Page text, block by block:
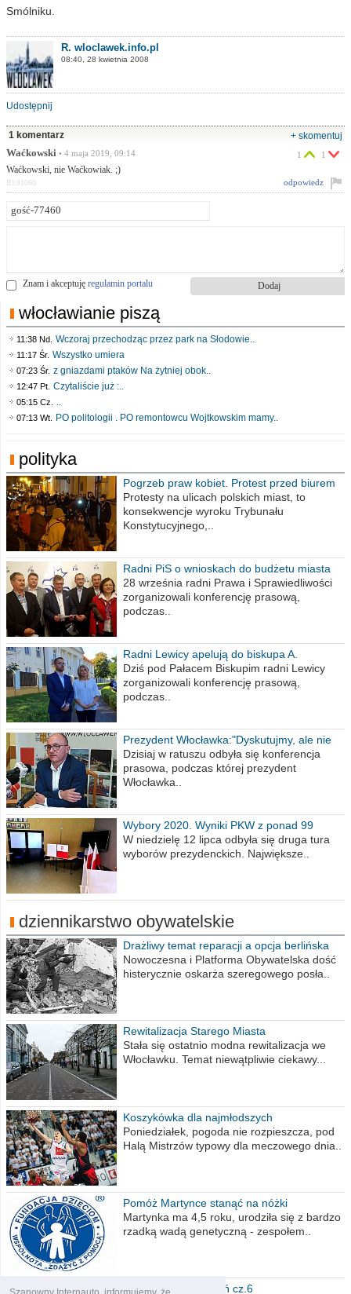
Smólniku.
R. wloclawek.info.pl
08:40, 28 kwietnia 2008
Udostępnij
1 komentarz
+ skomentuj
Waćkowski • 4 maja 2019, 09:14
Waćkowski, nie Waćkowiak. ;)
1 1
odpowiedz
ID:81060
Znam i akceptuję regulamin portalu
włocławianie piszą
11:38 Nd. Wczoraj przechodząc przez park na Słodowie..
11:17 Śr. Wszystko umiera
07:23 Śr. z gniazdami ptaków Na żytniej obok..
12:47 Pt. Czytaliście już :..
05:15 Cz. ..
07:13 Wt. PO politologii . PO remontowcu Wojtkowskim mamy..
polityka
Pogrzeb praw kobiet. Protest przed biurem
poselskim PiS
Protesty na ulicach polskich miast, to
konsekwencje wyroku Trybunału
Konstytucyjnego,..
Radni PiS o wnioskach do budżetu miasta
na 2021 rok
28 września radni Prawa i Sprawiedliwości
zorganizowali konferencję prasową,
podczas..
Radni Lewicy apelują do biskupa A.
Wiesława Meringa
Dziś pod Pałacem Biskupim radni Lewicy
zorganizowali konferencję prasową,
podczas..
Prezydent Włocławka:"Dyskutujmy, ale nie
obrażajmy się”
Dzisiaj w ratuszu odbyła się konferencja
prasowa, podczas której prezydent
Włocławka..
Wybory 2020. Wyniki PKW z ponad 99
procent obwodów
W niedzielę 12 lipca odbyła się druga tura
wyborów prezydenckich. Największe..
dziennikarstwo obywatelskie
Drażliwy temat reparacji a opcja berlińska
Nowoczesna i Platforma Obywatelska dość
histerycznie oskarża szeregowego posła..
Rewitalizacja Starego Miasta
Stała się ostatnio modna rewitalizacja we
Włocławku. Temat niewątpliwie ciekawy...
Koszykówka dla najmłodszych
Poniedziałek, pogoda nie rozpieszcza, pod
Halą Mistrzów typowy dla meczowego dnia..
Pomóż Martynce stanąć na nóżki
Martynka ma 4,5 roku, urodziła się z bardzo
rzadką wadą genetyczną - zespołem..
Polska moich marzeń cz.6